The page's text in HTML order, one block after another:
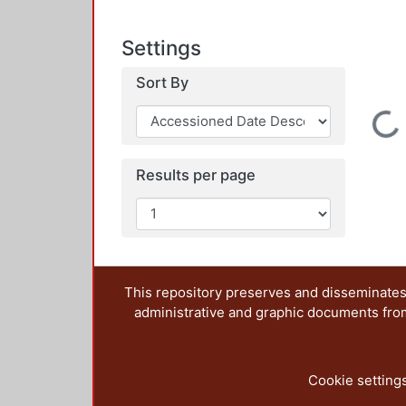
Settings
Sort By
Results per page Loading...
This repository preserves and
administrative and graphic documents
Cookie